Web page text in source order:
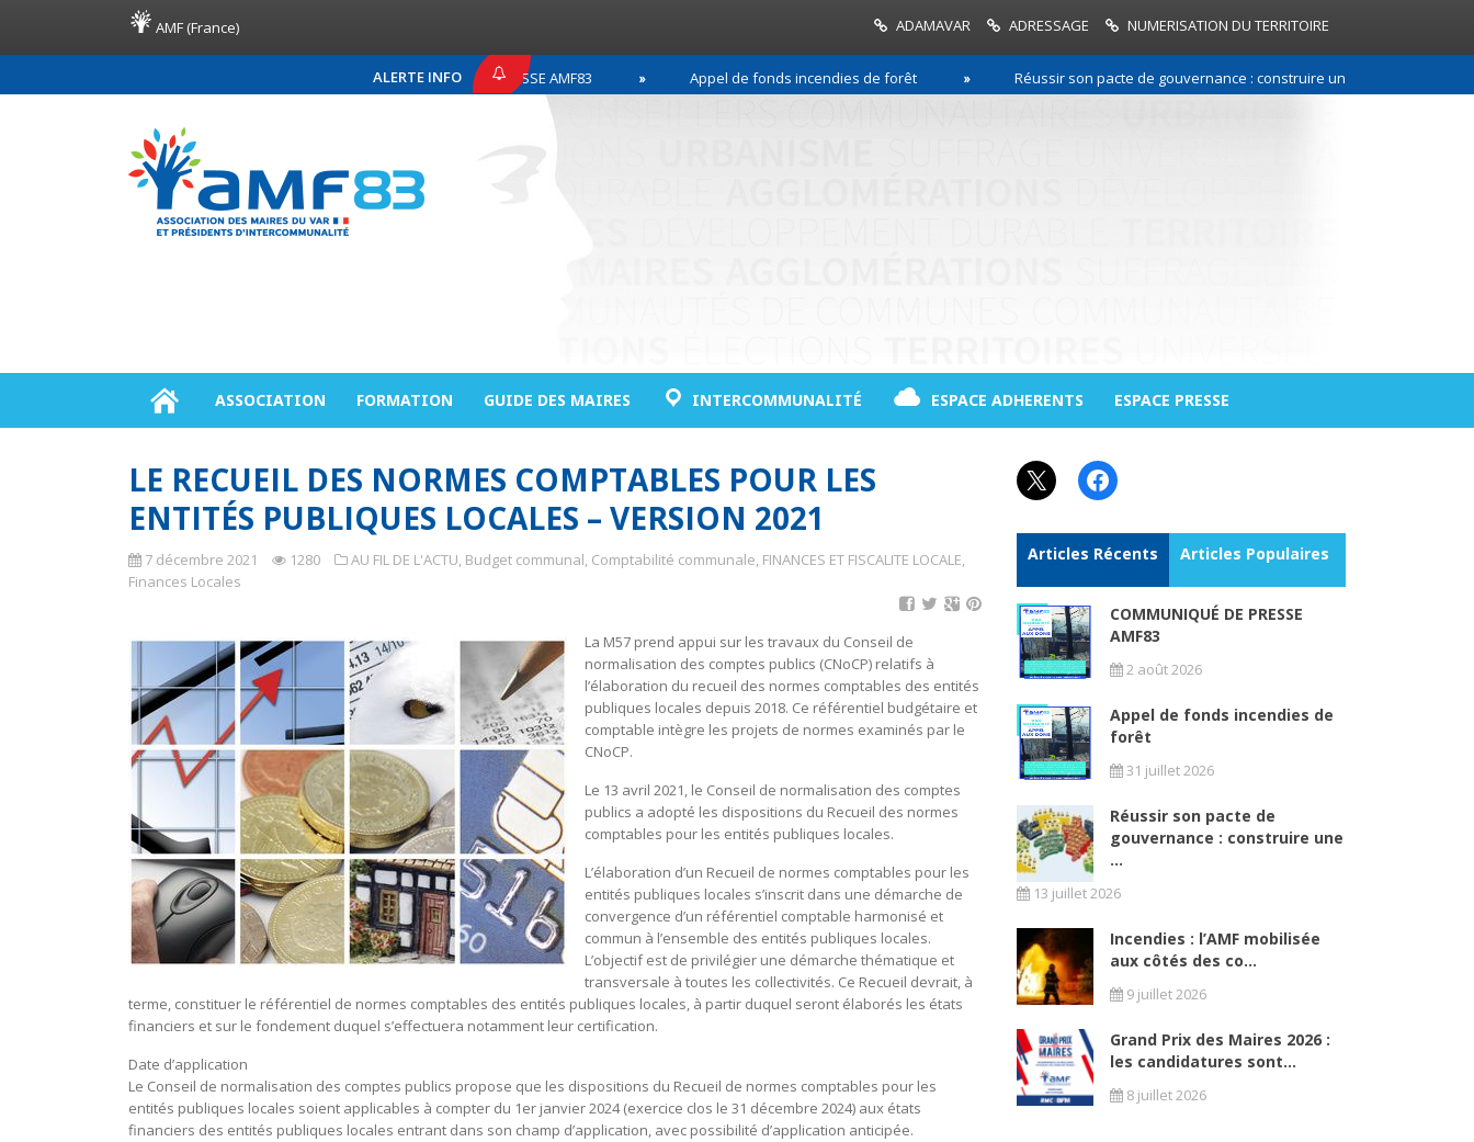
AMF (France) ADAMAVAR ADRESSAGE NUMERISATION DU TERRITOIRE
ALERTE INFO
COMMUNIQUÉ DE PRESSE AMF83 Appel de fonds incendies de forêt Réussir son pacte de gouvernance : construire une relation de
ASSOCIATION FORMATION GUIDE DES MAIRES INTERCOMMUNALITÉ ESPACE ADHERENTS ESPACE PRESSE
LE RECUEIL DES NORMES COMPTABLES POUR LES
ENTITÉS PUBLIQUES LOCALES – VERSION 2021
7 décembre 2021 1280 AU FIL DE L'ACTU, Budget communal, Comptabilité communale, FINANCES ET FISCALITE LOCALE,
Finances Locales
La M57 prend appui sur les travaux du Conseil de
normalisation des comptes publics (CNoCP) relatifs à
l’élaboration du recueil des normes comptables des entités
publiques locales depuis 2018. Ce référentiel budgétaire et
comptable intègre les projets de normes examinés par le
CNoCP.
Le 13 avril 2021, le Conseil de normalisation des comptes
publics a adopté les dispositions du Recueil des normes
comptables pour les entités publiques locales.
L’élaboration d’un Recueil de normes comptables pour les
entités publiques locales s’inscrit dans une démarche de
convergence d’un référentiel comptable harmonisé et
commun à l’ensemble des entités publiques locales.
L’objectif est de privilégier une démarche thématique et
transversale à toutes les collectivités. Ce Recueil devrait, à
terme, constituer le référentiel de normes comptables des entités publiques locales, à partir duquel seront élaborés les états
financiers et sur le fondement duquel s’effectuera notamment leur certification.
Date d’application
Le Conseil de normalisation des comptes publics propose que les dispositions du Recueil de normes comptables pour les
entités publiques locales soient applicables à compter du 1er janvier 2024 (exercice clos le 31 décembre 2024) aux états
financiers des entités publiques locales entrant dans son champ d’application, avec possibilité d’application anticipée.
X Facebook
Articles Récents Articles Populaires
COMMUNIQUÉ DE PRESSE
AMF83
2 août 2026
Appel de fonds incendies de
forêt
31 juillet 2026
Réussir son pacte de
gouvernance : construire une
...
13 juillet 2026
Incendies : l’AMF mobilisée
aux côtés des co...
9 juillet 2026
Grand Prix des Maires 2026 :
les candidatures sont...
8 juillet 2026